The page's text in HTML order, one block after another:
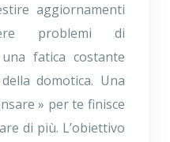
aggiornamenti
problemi di
fatica costante
domotica. Una
» per te finisce
di più. L’obiettivo